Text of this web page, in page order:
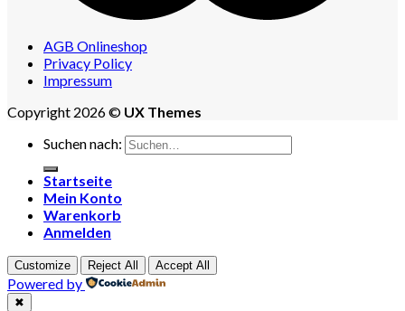
AGB Onlineshop
Privacy Policy
Impressum
Copyright 2026 © UX Themes
Suchen nach:
Startseite
Mein Konto
Warenkorb
Anmelden
Customize Reject All Accept All
Powered by
✖